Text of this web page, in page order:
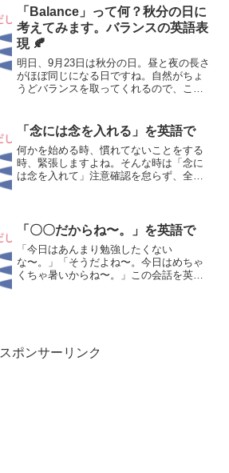
れば伝わります。「お持ち帰...
「Balance」って何？秋分の日に
考えてみます。バランスの英語表
現 🍂
明日、9月23日は秋分の日。昼と夜の長さ
がほぼ同じになる日ですね。自然がちょ
うどバランスを取ってくれるので、この
は「バランス」という言葉をキーワード
に、日常や心...
「念には念を入れる」を英語で
何かを始める時、慣れてないことをする
時、緊張しますよね。そんな時は「念に
は念を入れて」注意確認を怠らず、全て
る予...
「〇〇だからね〜。」を英語で
「今日はあんまり勉強したくない
な〜。」「そうだよね〜。今日はめちゃ
くちゃ暑いからね〜。」この会話を英語
スポンサーリンク